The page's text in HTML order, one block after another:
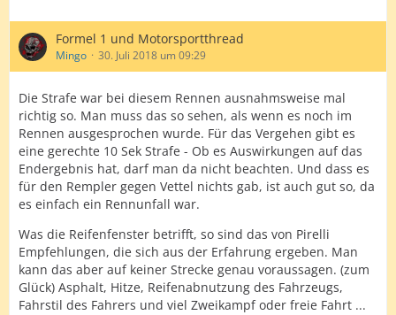
Formel 1 und Motorsportthread
Mingo 30. Juli 2018 um 09:29
Die Strafe war bei diesem Rennen ausnahmsweise mal
richtig so. Man muss das so sehen, als wenn es noch im
Rennen ausgesprochen wurde. Für das Vergehen gibt es
eine gerechte 10 Sek Strafe - Ob es Auswirkungen auf das
Endergebnis hat, darf man da nicht beachten. Und dass es
für den Rempler gegen Vettel nichts gab, ist auch gut so, da
es einfach ein Rennunfall war.
Was die Reifenfenster betrifft, so sind das von Pirelli
Empfehlungen, die sich aus der Erfahrung ergeben. Man
kann das aber auf keiner Strecke genau voraussagen. (zum
Glück) Asphalt, Hitze, Reifenabnutzung des Fahrzeugs,
Fahrstil des Fahrers und viel Zweikampf oder freie Fahrt ...